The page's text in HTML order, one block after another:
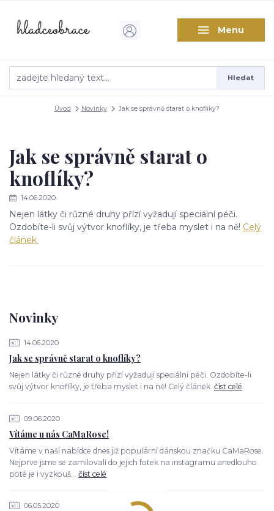
Menu
Hledat
Úvod Novinky Jak se správně starat o knoflíky?
Novinky
14.06.2020
Jak se správně starat o knoflíky?
Nejen látky či různé druhy přízí vyžadují speciální péči. Ozdobíte-li
svůj výtvor knoflíky, je třeba myslet i na ně! Celý článek číst celé
09.06.2020
Vítáme u nás CaMaRose!
Vítáme v naší nabídce dnes již populární dánskou značku CaMaRose.
Nejprve jsme se zamilovali do jejich fotek na instagramu anedlouho
poté je i vyzkouš... číst celé
06.05.2020
Jak se správně starat o
knoflíky?
14.06.2020
Nejen látky či různé druhy přízí vyžadují speciální péči.
Ozdobíte-li svůj výtvor knoflíky, je třeba myslet i na ně! Celý
článek